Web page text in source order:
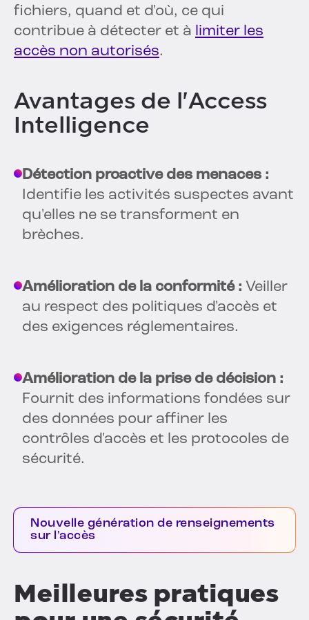
fichiers, quand et d'où, ce qui
contribue à détecter et à limiter les
accès non autorisés.
Avantages de l'Access
Intelligence
Détection proactive des menaces :
Identifie les activités suspectes avant
qu'elles ne se transforment en
brèches.
Amélioration de la conformité : Veiller
au respect des politiques d'accès et
des exigences réglementaires.
Amélioration de la prise de décision :
Fournit des informations fondées sur
des données pour affiner les
contrôles d'accès et les protocoles de
sécurité.
Nouvelle génération de renseignements
sur l'accès
Meilleures pratiques